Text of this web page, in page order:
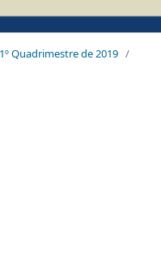
Quadrimestre de 2019 /